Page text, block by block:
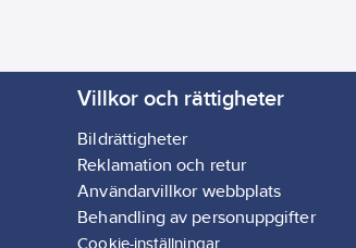
Villkor och rättigheter
Bildrättigheter
Reklamation och retur
Användarvillkor webbplats
Behandling av personuppgifter
Cookie-inställningar